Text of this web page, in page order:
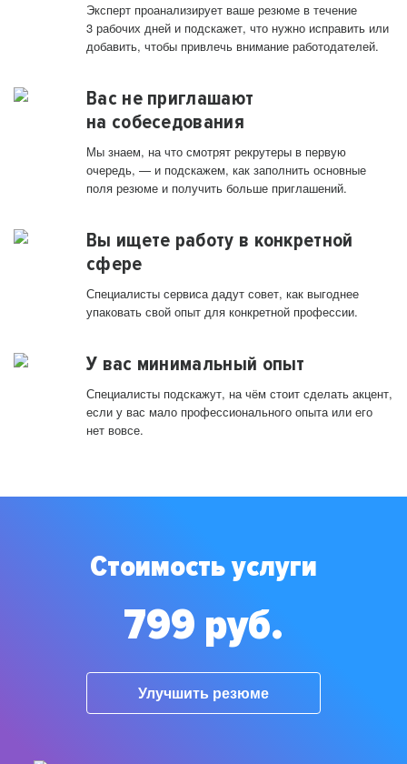
Эксперт проанализирует ваше резюме в течение
3 рабочих дней и подскажет, что нужно исправить или
добавить, чтобы привлечь внимание работодателей.
Вас не приглашают
на собеседования
Мы знаем, на что смотрят рекрутеры в первую
очередь, — и подскажем, как заполнить основные
поля резюме и получить больше приглашений.
Вы ищете работу в конкретной
сфере
Специалисты сервиса дадут совет, как выгоднее
упаковать свой опыт для конкретной профессии.
У вас минимальный опыт
Специалисты подскажут, на чём стоит сделать акцент,
если у вас мало профессионального опыта или его
нет вовсе.
Стоимость услуги
799 руб.
Улучшить резюме